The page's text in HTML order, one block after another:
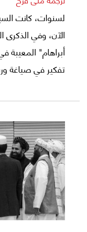
لسنوات، كانت
الآن، وفي الذكرى
أبراهام" المعيبة
تفكير في صياغة
تشكيل الشرق
التقرير ديفيد
"ميدل إيست آي"
من دولة قطر.